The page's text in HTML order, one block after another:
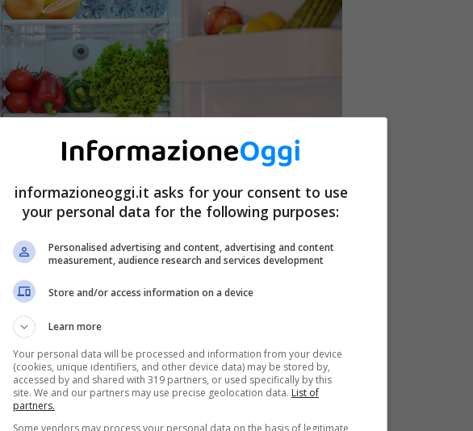
– informazioneoggi.it
informazioneoggi.it asks for your consent to use
your personal data for the following purposes:
Personalised advertising and content, advertising and content
measurement, audience research and services development
Store and/or access information on a device
Learn more
Your personal data will be processed and information from your device
(cookies, unique identifiers, and other device data) may be stored by,
accessed by and shared with 319 partners, or used specifically by this
site. We and our partners may use precise geolocation data. List of
partners.
Some vendors may process your personal data on the basis of legitimate